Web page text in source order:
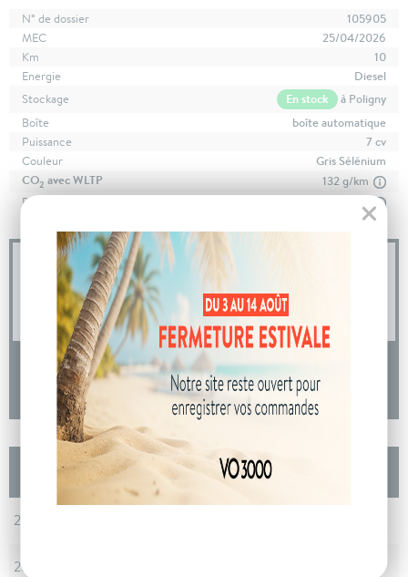
N° de dossier
105905
MEC
25/04/2026
Km
10
Energie
Diesel
Stockage
En stock
à Poligny
Boîte
boîte automatique
Puissance
7 cv
Couleur
Gris Sélénium
CO2 avec WLTP
132 g/km
Poids
04 73 14 64 14
(Prix d'un appel local)
DEMANDE D'INFORMATIONS
Les autres Peugeot 308 DIESEL Nouvelle
BlueHDi 130ch S&S EAT8 GT
25/03/2026 - 10 km - Blanc Okénite -
25/03/2026 - 10 km - Blanc Okénite -